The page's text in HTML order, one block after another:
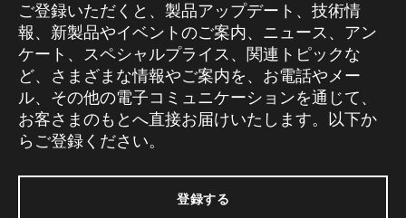
ご登録いただくと、製品アップデート、技術情
報、新製品やイベントのご案内、ニュース、アン
ケート、スペシャルプライス、関連トピックな
ど、さまざまな情報やご案内を、お電話やメー
ル、その他の電子コミュニケーションを通じて、
お客さまのもとへ直接お届けいたします。以下か
らご登録ください。
登録する